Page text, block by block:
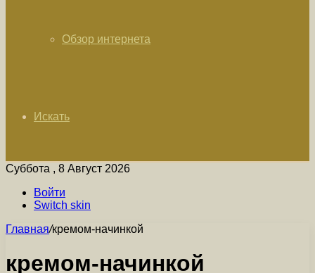
Обзор интернета
Искать
Суббота , 8 Август 2026
Войти
Switch skin
Главная/кремом-начинкой
кремом-начинкой